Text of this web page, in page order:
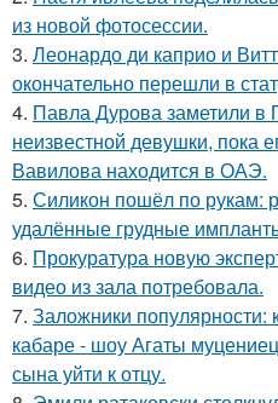
из новой фотосессии.
3. Леонардо ди каприо и
окончательно перешли в
4. Павла Дурова заметили в
неизвестной девушки, пока
Вавилова находится в ОАЭ.
5. Силикон пошёл по рукам:
удалённые грудные
6. Прокуратура новую
видео из зала потребовала.
7. Заложники популярности:
кабаре - шоу Агаты
сына уйти к отцу.